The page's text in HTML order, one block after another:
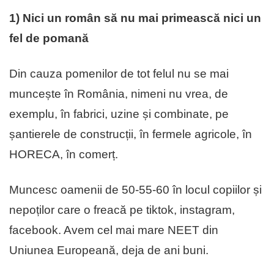
1) Nici un român să nu mai primească nici un
fel de pomană
Din cauza pomenilor de tot felul nu se mai
muncește în România, nimeni nu vrea, de
exemplu, în fabrici, uzine și combinate, pe
șantierele de construcții, în fermele agricole, în
HORECA, în comerț.
Muncesc oamenii de 50-55-60 în locul copiilor și
nepoților care o freacă pe tiktok, instagram,
facebook. Avem cel mai mare NEET din
Uniunea Europeană, deja de ani buni.